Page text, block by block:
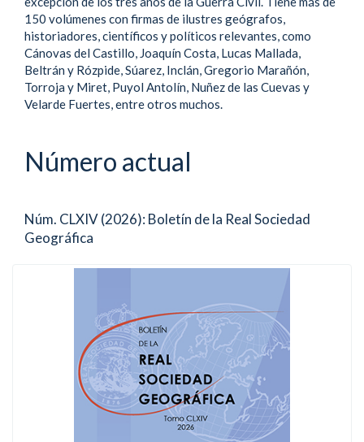
150 volúmenes con firmas de ilustres geógrafos,
historiadores, científicos y políticos relevantes, como
Cánovas del Castillo, Joaquín Costa, Lucas Mallada,
Beltrán y Rózpide, Súarez, Inclán, Gregorio Marañón,
Torroja y Miret, Puyol Antolín, Nuñez de las Cuevas y
Velarde Fuertes, entre otros muchos.
Número actual
Núm. CLXIV (2026): Boletín de la Real Sociedad
Geográfica